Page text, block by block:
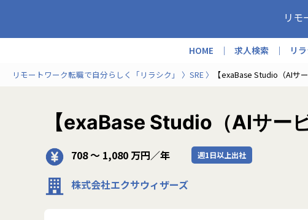
リモ
HOME 求人検索 リ
リモートワーク転職で自分らしく「リラシク」 SRE 【exaBase Studio（AIサ
【exaBase Studio（AIサー
708 〜 1,080 万円／年 週1日以上出社
株式会社エクサウィザーズ